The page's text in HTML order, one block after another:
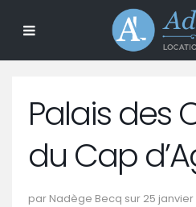
Palais des
du Cap
par Nadège Becq sur 25 janvier